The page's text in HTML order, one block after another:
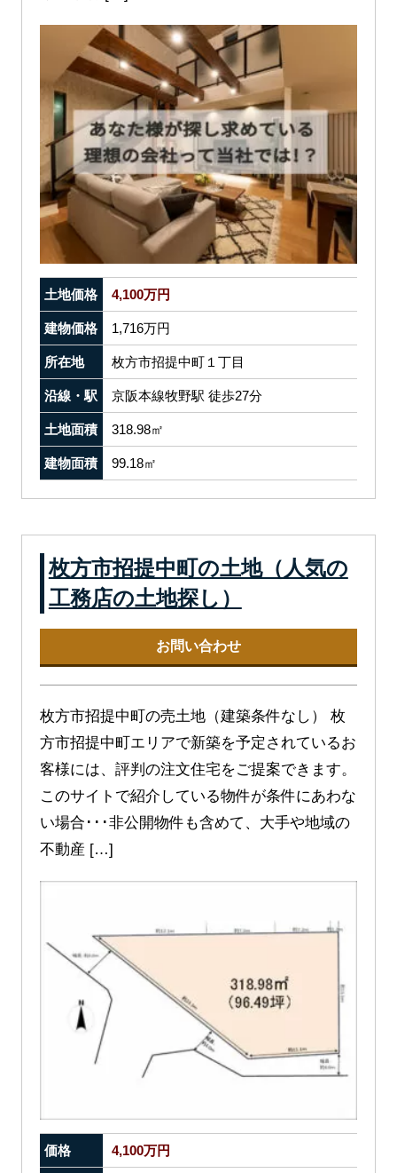
土地価格 4,100万円
建物価格 1,716万円
所在地 枚方市招提中町１丁目
沿線・駅 京阪本線牧野駅 徒歩27分
土地面積 318.98㎡
建物面積 99.18㎡
枚方市招提中町の土地（人気の
工務店の土地探し）
お問い合わせ
枚方市招提中町の売土地（建築条件なし） 枚
方市招提中町エリアで新築を予定されているお
客様には、評判の注文住宅をご提案できます。
このサイトで紹介している物件が条件にあわな
い場合･･･非公開物件も含めて、大手や地域の
不動産 […]
価格 4,100万円